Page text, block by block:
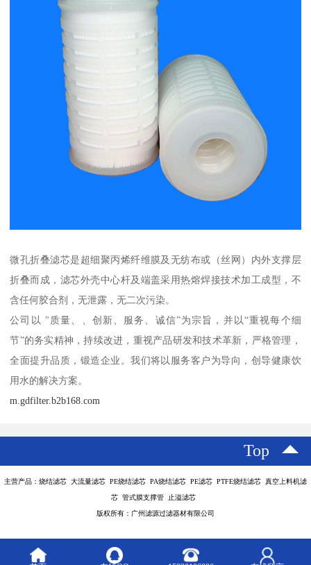
微孔折叠滤芯是超细聚丙烯纤维膜及无纺布或（丝网）内外支撑层
折叠而成，滤芯外壳中心杆及端盖采用热熔焊接技术加工成型，不
含任何胶合剂，无泄露，无二次污染。
公司以 "质量、、创新、服务、诚信”为宗旨，并以“重视每个细
节”的务实精神，持续改进，重视产品研发和技术革新，严格管理，
全面提升品质，锻造企业。我们将以服务客户为导向，创导健康饮
用水的解决方案。
m.gdfilter.b2b168.com
Top
主营产品：烧结滤芯 大流量滤芯 PE烧结滤芯 PA烧结滤芯 PE滤芯 PTFE烧结滤芯 真空上料机滤
芯 管式膜支撑管 止溢滤芯
版权所有：广州滤源过滤器材有限公司